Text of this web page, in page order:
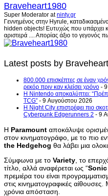
Braveheart1980
Super Moderator atninty.gr
Γεννημένος στην Hyrule,
hidden objects! Ευτυχώς που υπάρχει
αριστερά .... Απορίας άξιο το γεγονός
Latest posts by
800.000 επισκέπτες σε έναν
ρεκόρ πριν καν κλείσει χρόνο -
Η Nintendo αποκαλύπτει:
TCG” - 9 Αυγούστου 2026
Η Night City επιστρέφει πιο
Cyberpunk Edgerunners 2 - 9
Η Paramount αποκάλυψε
στον κινηματογράφο, με το πιο
the Hedgehog θα λάβει μια
Σύμφωνα με το Variety , το
τίτλο, αλλά αναφέρεται ως “Sonic
πρεμιέρα του είναι
στις κινηματογραφικές
χρόνια απόσταση.